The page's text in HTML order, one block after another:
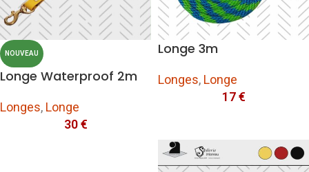
NOUVEAU
Longe Waterproof 2m
Longes, Longe
30€
Longe 3m
Longes, Longe
17€